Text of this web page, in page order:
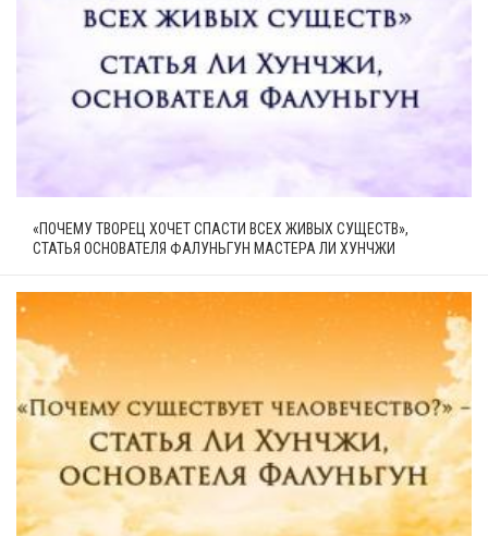
«ПОЧЕМУ ТВОРЕЦ ХОЧЕТ СПАСТИ ВСЕХ ЖИВЫХ СУЩЕСТВ»,
СТАТЬЯ ОСНОВАТЕЛЯ ФАЛУНЬГУН МАСТЕРА ЛИ ХУНЧЖИ